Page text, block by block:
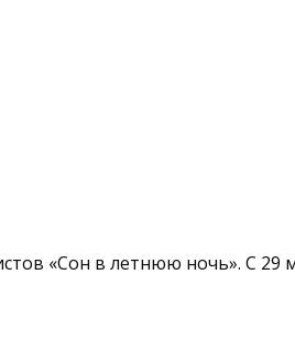
«Сон в летнюю ночь». С 29